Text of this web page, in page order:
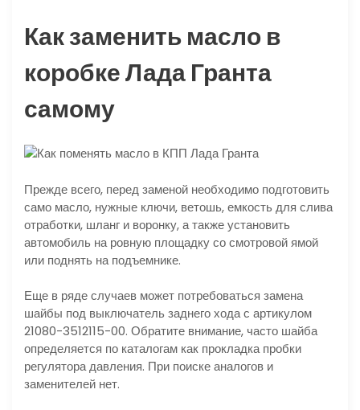
Как заменить масло в
коробке Лада Гранта
самому
Прежде всего, перед заменой необходимо подготовить
само масло, нужные ключи, ветошь, емкость для слива
отработки, шланг и воронку, а также установить
автомобиль на ровную площадку со смотровой ямой
или поднять на подъемнике.
Еще в ряде случаев может потребоваться замена
шайбы под выключатель заднего хода с артикулом
21080-3512115-00. Обратите внимание, часто шайба
определяется по каталогам как прокладка пробки
регулятора давления. При поиске аналогов и
заменителей нет.